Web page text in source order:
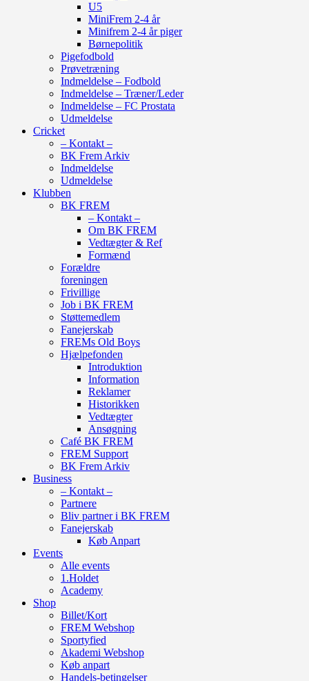
U5
MiniFrem 2-4 år
Minifrem 2-4 år piger
Børnepolitik
Pigefodbold
Prøvetræning
Indmeldelse – Fodbold
Indmeldelse – Træner/Leder
Indmeldelse – FC Prostata
Udmeldelse
Cricket
– Kontakt –
BK Frem Arkiv
Indmeldelse
Udmeldelse
Klubben
BK FREM
– Kontakt –
Om BK FREM
Vedtægter & Ref
Formænd
Forældre
foreningen
Frivillige
Job i BK FREM
Støttemedlem
Fanejerskab
FREMs Old Boys
Hjælpefonden
Introduktion
Information
Reklamer
Historikken
Vedtægter
Ansøgning
Café BK FREM
FREM Support
BK Frem Arkiv
Business
– Kontakt –
Partnere
Bliv partner i BK FREM
Fanejerskab
Køb Anpart
Events
Alle events
1.Holdet
Academy
Shop
Billet/Kort
FREM Webshop
Sportyfied
Akademi Webshop
Køb anpart
Handels-betingelser